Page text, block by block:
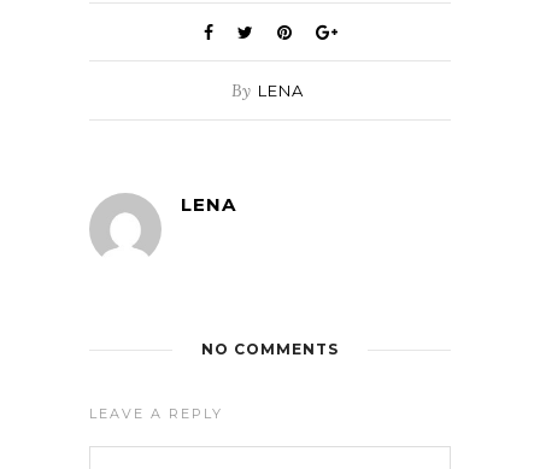
By LENA
LENA
NO COMMENTS
LEAVE A REPLY